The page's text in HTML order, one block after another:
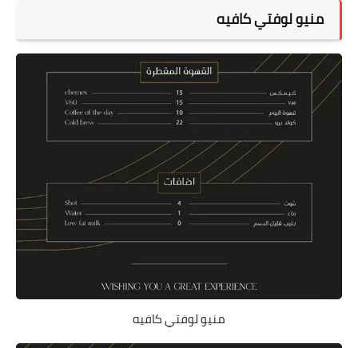
منيو لوفتي كافيه
منيو لوفتي كافيه